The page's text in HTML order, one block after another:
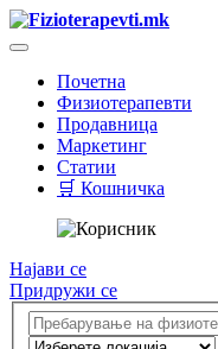
Почетна
Физиотерапевти
Продавница
Маркетинг
Статии
🛒 Кошничка
Најави се
Придружи се